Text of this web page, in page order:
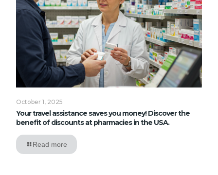
October 1, 2025
Your travel assistance saves you money! Discover the
benefit of discounts at pharmacies in the USA.
Read more